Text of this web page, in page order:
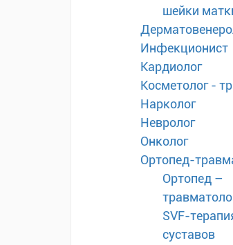
шейки
Инфекционист
Кардиолог
Косметолог -
Нарколог
Невролог
Онколог
Ортопед-
Ортопед –
SVF-
суставов